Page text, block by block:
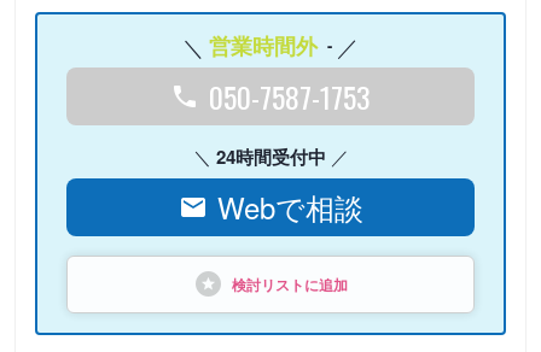
営業時間外 -
050-7587-1753
24時間受付中
Webで相談
検討リストに追加